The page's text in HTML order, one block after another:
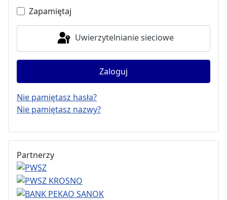
Zapamiętaj
Uwierzytelnianie sieciowe
Zaloguj
Nie pamiętasz hasła?
Nie pamiętasz nazwy?
Partnerzy